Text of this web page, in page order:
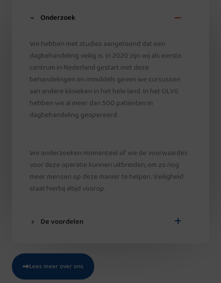
Onderzoek
We hebben met studies aangetoond dat een
dagbehandeling veilig is. In 2020 zijn wij als eerste
centrum in Nederland gestart met deze
behandelingen en inmiddels geven we cursussen
aan andere klinieken in het hele land. In het OLVG
hebben we al meer dan 500 patiënten in
dagbehandeling geopereerd.
We onderzoeken momenteel of we de voorwaardes
voor deze operatie kunnen uitbreiden, om zo nog
meer mensen op deze manier te helpen. Veiligheid
staat hierbij altijd voorop.
De voordelen
Lees meer over ons